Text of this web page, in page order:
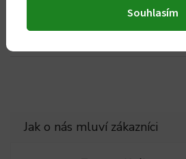
Souhlasím